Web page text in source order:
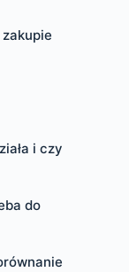
i czy
do